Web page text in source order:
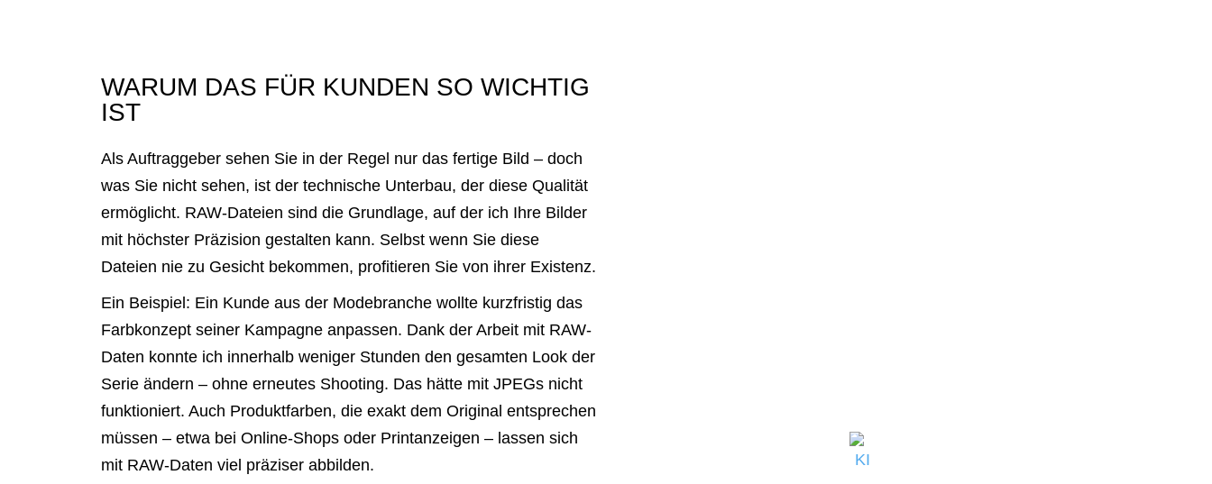
WARUM DAS FÜR KUNDEN SO WICHTIG
IST
Als Auftraggeber sehen Sie in der Regel nur das fertige Bild – doch
was Sie nicht sehen, ist der technische Unterbau, der diese Qualität
ermöglicht. RAW-Dateien sind die Grundlage, auf der ich Ihre Bilder
mit höchster Präzision gestalten kann. Selbst wenn Sie diese
Dateien nie zu Gesicht bekommen, profitieren Sie von ihrer Existenz.
Ein Beispiel: Ein Kunde aus der Modebranche wollte kurzfristig das
Farbkonzept seiner Kampagne anpassen. Dank der Arbeit mit RAW-
Daten konnte ich innerhalb weniger Stunden den gesamten Look der
Serie ändern – ohne erneutes Shooting. Das hätte mit JPEGs nicht
funktioniert. Auch Produktfarben, die exakt dem Original entsprechen
müssen – etwa bei Online-Shops oder Printanzeigen – lassen sich
mit RAW-Daten viel präziser abbilden.